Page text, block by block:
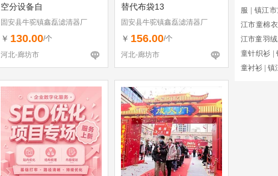
空分设备自
固安县牛驼镇鑫磊滤清器厂
￥ 130.00/个
河北-廊坊市
替代布袋13
固安县牛驼镇鑫磊滤清器厂
￥ 156.00/个
河北-廊坊市
服
镇江
江市童棉衣
江市童羽
童针织衫
童衬衫
镇